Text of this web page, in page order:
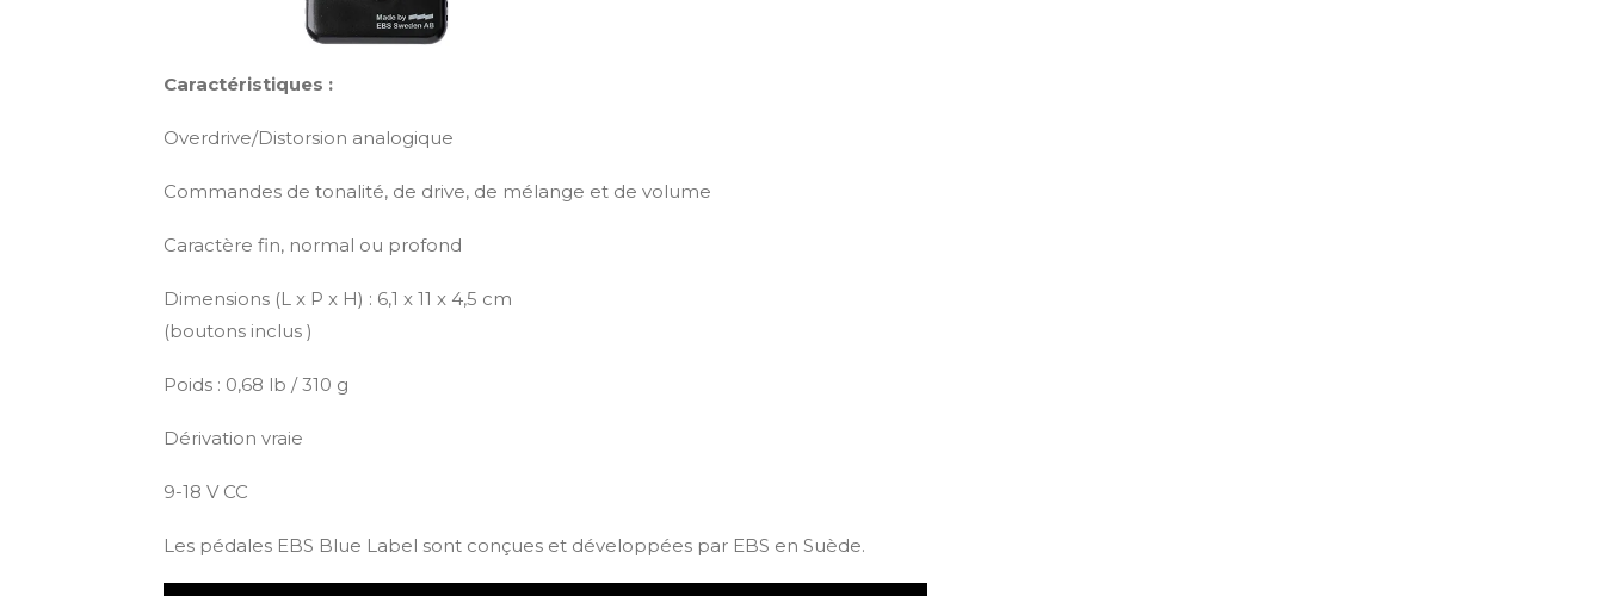
Caractéristiques :
Overdrive/Distorsion analogique
Commandes de tonalité, de drive, de mélange et de volume
Caractère fin, normal ou profond
Dimensions (L x P x H) : 6,1 x 11 x 4,5 cm
(boutons inclus )
Poids : 0,68 lb / 310 g
Dérivation vraie
9-18 V CC
Les pédales EBS Blue Label sont conçues et développées par EBS en Suède.